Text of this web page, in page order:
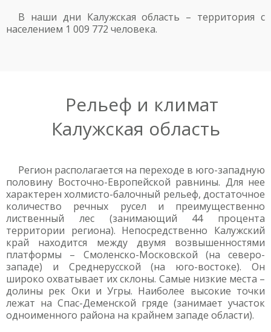
В наши дни Калужская область – территория с
населением 1 009 772 человека.
Рельеф и климат
Калужская область
Регион располагается на переходе в юго-западную
половину Восточно-Европейской равнины. Для нее
характерен холмисто-балочный рельеф, достаточное
количество речных русел и преимущественно
лиственный лес (занимающий 44 процента
территории региона). Непосредственно Калужский
край находится между двумя возвышенностями
платформы – Смоленско-Московской (на северо-
западе) и Среднерусской (на юго-востоке). Он
широко охватывает их склоны. Самые низкие места –
долины рек Оки и Угры. Наиболее высокие точки
лежат на Спас-Деменской гряде (занимает участок
одноименного района на крайнем западе области).